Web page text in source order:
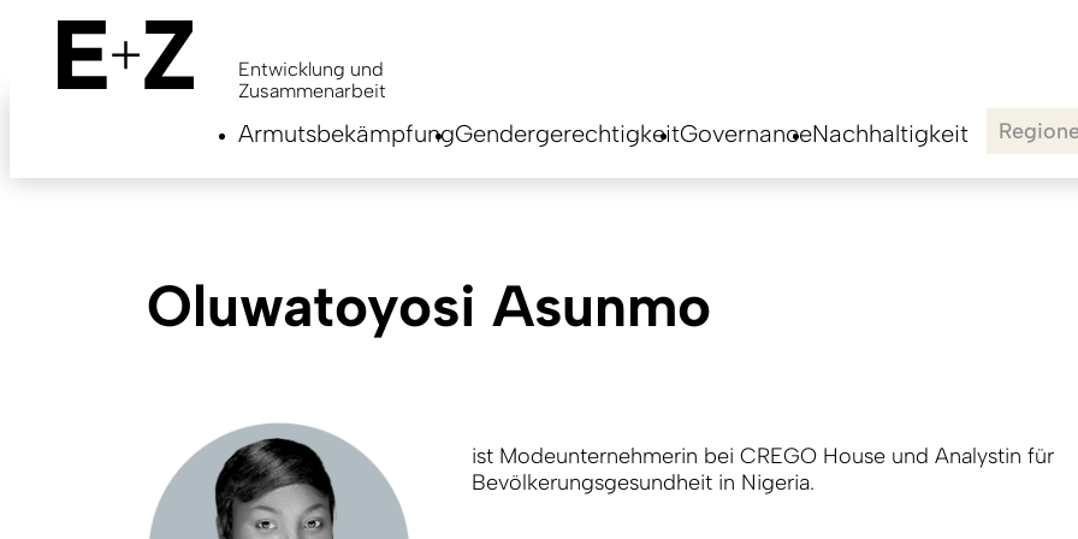
content
Entwicklung und
Zusammenarbeit
ArmutsbekämpfungGendergerechtigkeitGovernanceNachhaltigkeit
Oluwatoyosi Asunmo
ist Modeunternehmerin bei CREGO House und Analystin für
Bevölkerungsgesundheit in Nigeria.